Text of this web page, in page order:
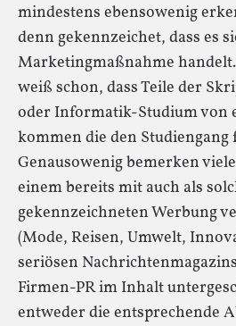
mindestens ebensowenig
denn gekennzeichet, dass es
Marketingmaßnahme
weiß schon, dass Teile der
oder Informatik-Studium von
kommen die den Studiengang
Genausowenig bemerken
einem bereits mit auch als
gekennzeichneten Werbung
(Mode, Reisen, Umwelt,
seriösen
Firmen-PR im Inhalt
entweder die entsprechende